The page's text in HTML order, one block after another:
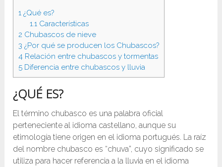
1 ¿Qué es?
1.1Características
2 Chubascos de nieve
3 ¿Por qué se producen los Chubascos?
4 Relación entre chubascos y tormentas
5 Diferencia entre chubascos y lluvia
¿QUÉ ES?
El término chubasco es una palabra oficial
perteneciente al idioma castellano, aunque su
etimología tiene origen en el idioma portugués. La raíz
del nombre chubasco es “chuva”, cuyo significado se
utiliza para hacer referencia a la lluvia en el idioma